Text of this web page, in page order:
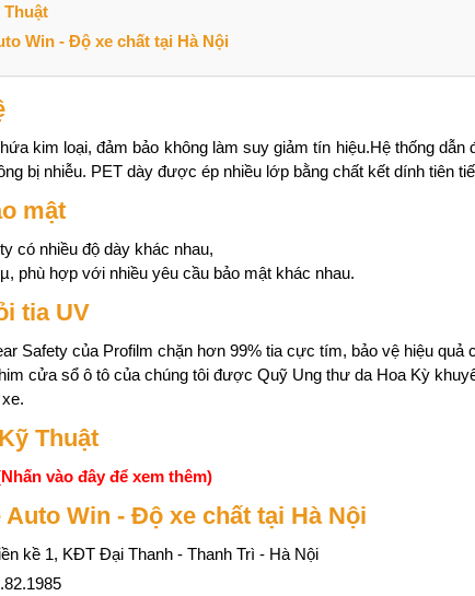
Thuật
Win - Độ xe chất tại Hà Nội
kim loại, đảm bảo không làm suy giảm tín hiệu.Hệ thống
bị nhiễu. PET dày được ép nhiều lớp bằng chất kết dính tiên
mật
có nhiều độ dày khác nhau,
phù hợp với nhiều yêu cầu bảo mật khác nhau.
tia UV
Safety của Profilm chặn hơn 99% tia cực tím, bảo vệ hiệu quả
cửa sổ ô tô của chúng tôi được Quỹ Ung thư da Hoa Kỳ
Thuật
vào đây để xem thêm)
Auto Win - Độ xe chất tại Hà Nội
kề 1, KĐT Đại Thanh - Thanh Trì - Hà Nội
Film cách nhiệt
Profilm rEVOlutionary
Film, cách nhiệt
Film cách nhiệt gốm
mắt
3CH
Cam